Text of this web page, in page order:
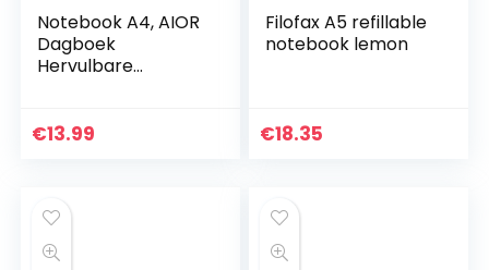
Notebook A4, AIOR
Dagboek
Hervulbare
Schetsboek Met
€13.99
Filofax A5 refillable
notebook lemon
€18.35